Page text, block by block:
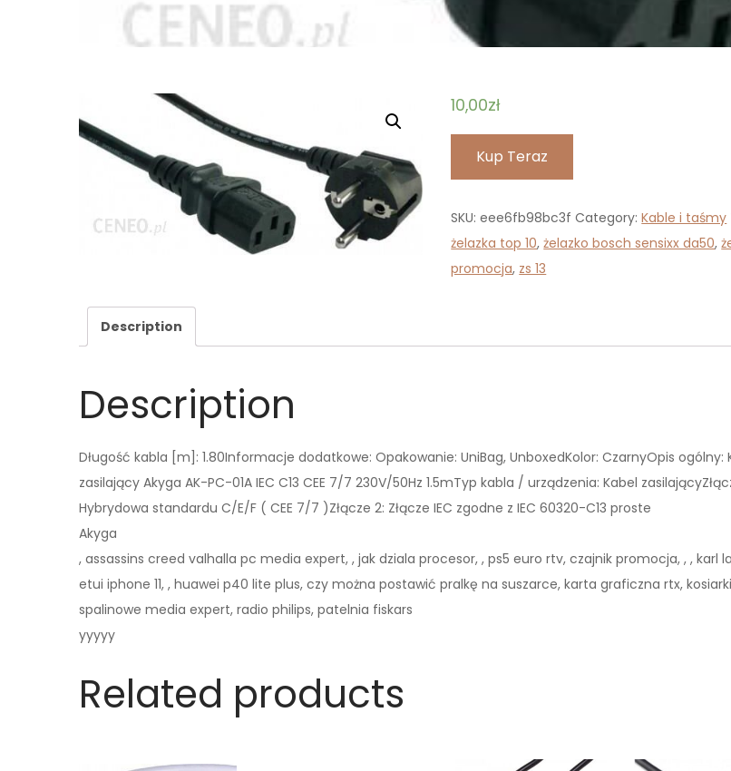
10,00zł
Kup Teraz
SKU:eee6fb98bc3f Category:Kable i taśmy
żelazka top 10,żelazko bosch sensixx da50,
promocja, zs 13
Description
Description
Długość kabla [m]: 1.80Informacje dodatkowe: Opakowanie: UniBag, UnboxedKolor: CzarnyOpis ogólny:
zasilający Akyga AK-PC-01A IEC C13 CEE 7/7 230V/50Hz 1.5mTyp kabla / urządzenia: Kabel
Hybrydowa standardu C/E/F ( CEE 7/7 )Złącze 2: Złącze IEC zgodne z IEC 60320-C13 proste
Akyga
, assassins creed valhalla pc media expert, , jak dziala procesor, , ps5 euro rtv, czajnik promocja, , , karl
etui iphone 11, , huawei p40 lite plus, czy można postawić pralkę na suszarce, karta graficzna rtx, kosiarki
spalinowe media expert, radio philips, patelnia fiskars
yyyyy
Related products